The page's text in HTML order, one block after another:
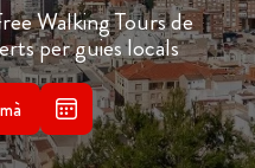
Walking Tours de
per guies locals